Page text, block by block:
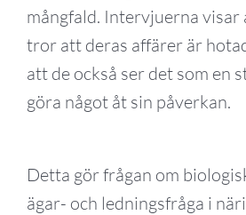
mångfald. Intervjuerna visar
tror att deras affärer är
att de också ser det som en
göra något åt sin påverkan.
Detta gör frågan om
ägar- och ledningsfråga i